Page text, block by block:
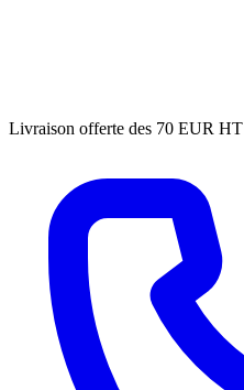
Livraison offerte des 70 EUR HT